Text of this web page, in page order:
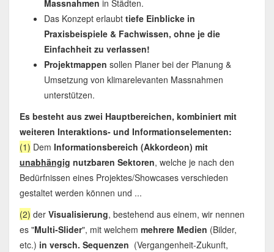
Massnahmen in Städten.
Das Konzept erlaubt tiefe Einblicke in
Praxisbeispiele & Fachwissen, ohne je die
Einfachheit zu verlassen!
Projektmappen sollen Planer bei der Planung &
Umsetzung von klimarelevanten Massnahmen
unterstützen.
Es besteht aus zwei Hauptbereichen, kombiniert mit
weiteren Interaktions- und Informationselementen:
(1) Dem Informationsbereich (Akkordeon) mit
unabhängig nutzbaren Sektoren, welche je nach den
Bedürfnissen eines Projektes/Showcases verschieden
gestaltet werden können und ...
(2) der Visualisierung, bestehend aus einem, wir nennen
es "Multi-Slider", mit welchem mehrere Medien (Bilder,
etc.) in versch. Sequenzen (Vergangenheit-Zukunft,